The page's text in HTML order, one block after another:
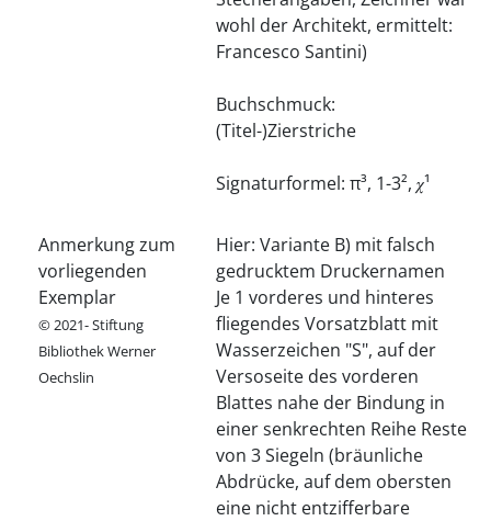
wohl der Architekt, ermittelt:
Francesco Santini)
Buchschmuck:
(Titel-)Zierstriche
Signaturformel: π³, 1-3², 𝜒¹
Anmerkung zum
vorliegenden
Exemplar
© 2021- Stiftung
Bibliothek Werner
Oechslin
Hier: Variante B) mit falsch
gedrucktem Druckernamen
Je 1 vorderes und hinteres
fliegendes Vorsatzblatt mit
Wasserzeichen "S", auf der
Versoseite des vorderen
Blattes nahe der Bindung in
einer senkrechten Reihe Reste
von 3 Siegeln (bräunliche
Abdrücke, auf dem obersten
eine nicht entzifferbare